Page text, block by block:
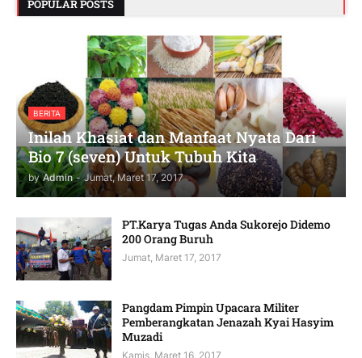
POPULAR POSTS
BERITA
Inilah Khasiat dan Manfaat Nyata Dari
Bio 7 (seven) Untuk Tubuh Kita
by Admin - Jumat, Maret 17, 2017
PT.Karya Tugas Anda Sukorejo Didemo
200 Orang Buruh
Jumat, Maret 17, 2017
Pangdam Pimpin Upacara Militer
Pemberangkatan Jenazah Kyai Hasyim
Muzadi
Kamis, Maret 16, 2017